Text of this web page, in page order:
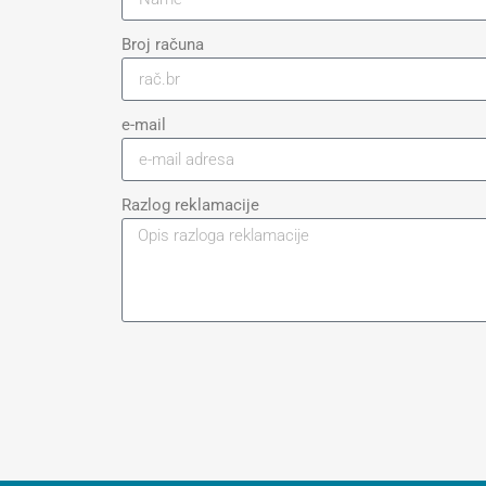
Broj računa
e-mail
Razlog reklamacije